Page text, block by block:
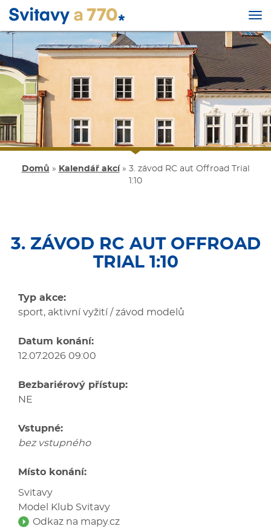
k
hlavnímu
obsahu
Domů » Kalendář akcí » 3. závod RC aut Offroad Trial
1:10
3. ZÁVOD RC AUT OFFROAD
TRIAL 1:10
Typ akce:
sport, aktivní vyžití / závod modelů
Datum konání:
12.07.2026 09:00
Bezbariérový přístup:
NE
Vstupné:
bez vstupného
Místo konání:
Svitavy
Model Klub Svitavy
Odkaz na mapy.cz